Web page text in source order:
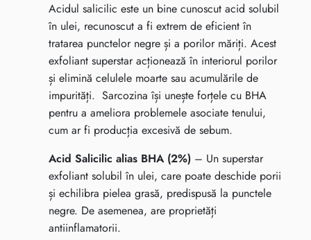
Acidul salicilic este un bine cunoscut acid solubil
în ulei, recunoscut a fi extrem de eficient în
tratarea punctelor negre și a porilor măriți. Acest
exfoliant superstar acționează în interiorul porilor
și elimină celulele moarte sau acumulările de
impurități. Sarcozina își unește forțele cu BHA
pentru a ameliora problemele asociate tenului,
cum ar fi producția excesivă de sebum.
Acid Salicilic alias BHA (2%) – Un superstar
exfoliant solubil în ulei, care poate deschide porii
și echilibra pielea grasă, predispusă la punctele
negre. De asemenea, are proprietăți
antiinflamatorii.